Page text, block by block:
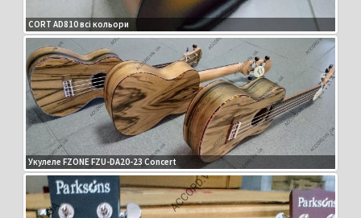
CORT AD810 всі кольори
Укулеле FZONE FZU-DA20-23 Concert